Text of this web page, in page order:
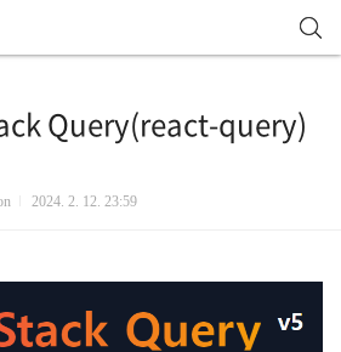
Query(react-query)
2024. 2. 12. 23:59